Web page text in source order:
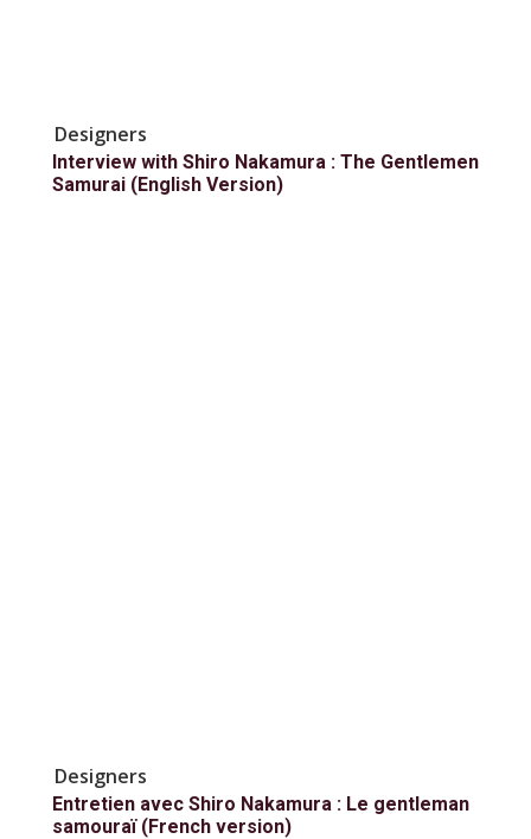
Designers
Interview with Shiro Nakamura : The Gentlemen
Samurai (English Version)
Designers
Entretien avec Shiro Nakamura : Le gentleman
samouraï (French version)